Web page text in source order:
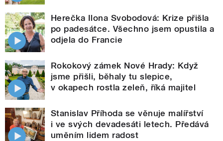
Herečka Ilona Svobodová: Krize přišla
po padesátce. Všechno jsem opustila a
odjela do Francie
Rokokový zámek Nové Hrady: Když
jsme přišli, běhaly tu slepice,
v okapech rostla zeleň, říká majitel
Stanislav Příhoda se věnuje malířství
i ve svých devadesáti letech. Předává
uměním lidem radost